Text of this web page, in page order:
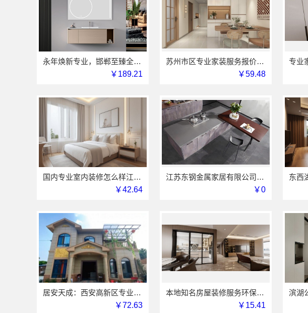
永年焕新专业，邯郸至臻全宅新材料有限公司为您省心
￥189.21
苏州市区专业家装服务报价老房翻新，苏州百年豪庭新材料有限公司
￥59.48
国内专业室内装修怎么样江西圣匠新型环保材料有限公司
￥42.64
江苏东钢金属家居有限公司屏风隔断艺术漆价格
￥0
居安天成：西安高新区专业家装设计，刚需房售后完善
￥72.63
本地知名房屋装修服务环保，嘉兴绿色之家建材科技有限公司绿色施工
￥15.41